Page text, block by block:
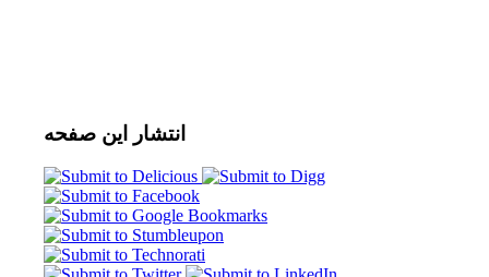
انتشار این صفحه